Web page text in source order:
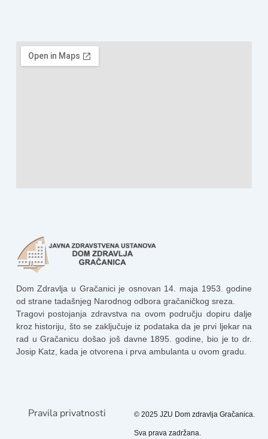
Dom Zdravlja u Gračanici je osnovan 14. maja 1953. godine
od strane tadašnjeg Narodnog odbora gračaničkog sreza.
Tragovi postojanja zdravstva na ovom području dopiru dalje
kroz historiju, što se zaključuje iz podataka da je prvi ljekar na
rad u Gračanicu došao još davne 1895. godine, bio je to dr.
Josip Katz, kada je otvorena i prva ambulanta u ovom gradu.
Pravila privatnosti © 2025 JZU Dom zdravlja Gračanica.
Sva prava zadržana.